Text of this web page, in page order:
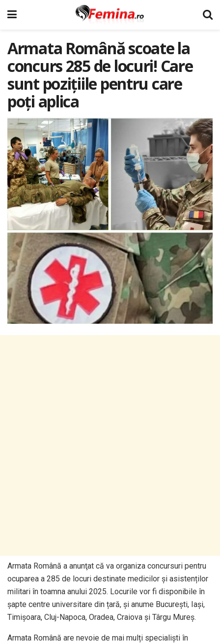
Armata Română scoate la
concurs 285 de locuri! Care
sunt poziţiile pentru care
poţi aplica
Armata Română a anunţat că va organiza concursuri pentru
ocuparea a 285 de locuri destinate medicilor și asistenților
militari în toamna anului 2025. Locurile vor fi disponibile în
șapte centre universitare din țară, şi anume București, Iași,
Timișoara, Cluj-Napoca, Oradea, Craiova și Târgu Mureș.
Armata Română are nevoie de mai mulți specialiști în